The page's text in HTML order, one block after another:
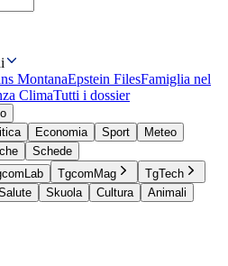
MontanaEpstein FilesFamiglia nel
ClimaTutti i dossier
Economia Sport
Meteo
Schede
TgcomMag
TgTech
Skuola Cultura
Animali